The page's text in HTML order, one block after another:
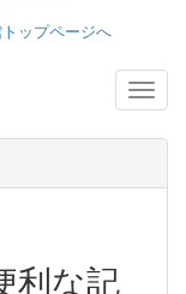
ップページへ
利な記